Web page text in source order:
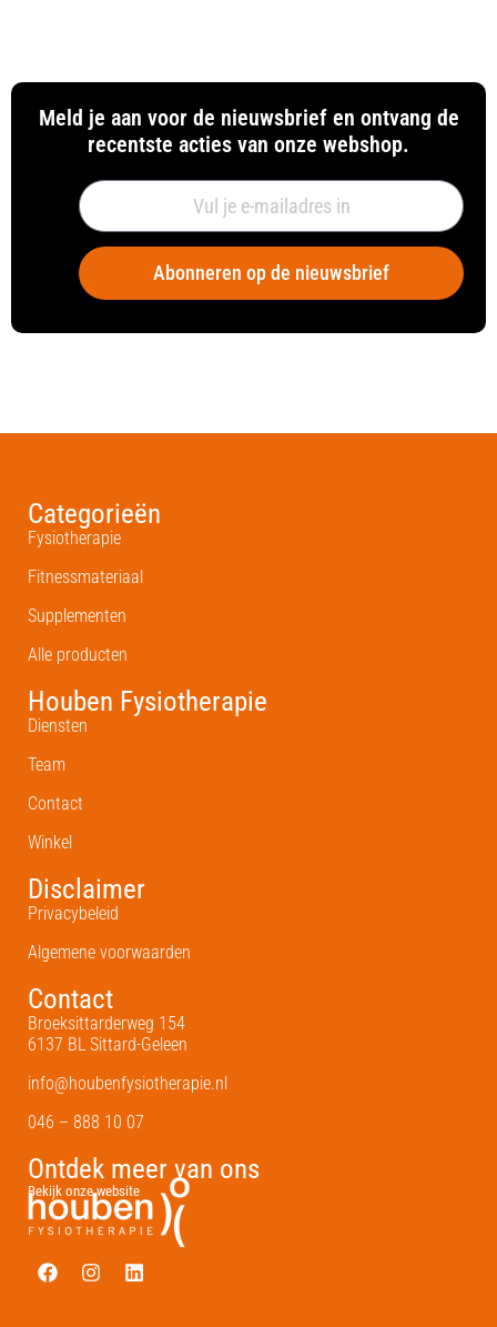
Meld je aan voor de nieuwsbrief en ontvang de
recentste acties van onze webshop.
Abonneren op de nieuwsbrief
Categorieën
Fysiotherapie
Fitnessmateriaal
Supplementen
Alle producten
Houben Fysiotherapie
Diensten
Team
Contact
Winkel
Disclaimer
Privacybeleid
Algemene voorwaarden
Contact
Broeksittarderweg 154
6137 BL Sittard-Geleen
info@houbenfysiotherapie.nl
046 – 888 10 07
Ontdek meer van ons
Bekijk onze website